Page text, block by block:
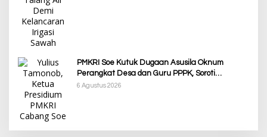
PMKRI Soe Kutuk Dugaan Asusila Oknum
Perangkat Desa dan Guru PPPK, Soroti
Ketimpangan Penanganan Pemkab TTS
6 Agustus 2026